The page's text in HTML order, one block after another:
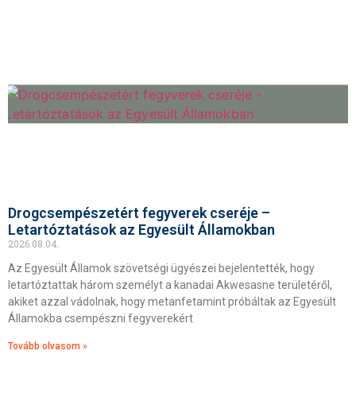
Drogcsempészetért fegyverek cseréje –
Letartóztatások az Egyesült Államokban
2026.08.04.
Az Egyesült Államok szövetségi ügyészei bejelentették, hogy
letartóztattak három személyt a kanadai Akwesasne területéről,
akiket azzal vádolnak, hogy metanfetamint próbáltak az Egyesült
Államokba csempészni fegyverekért
Tovább olvasom »